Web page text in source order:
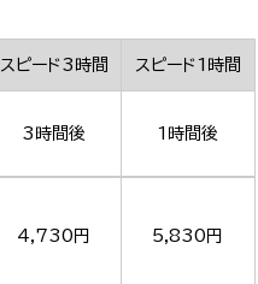
スピード3時間 スピード1時間
3時間後 1時間後
4,730円 5,830円